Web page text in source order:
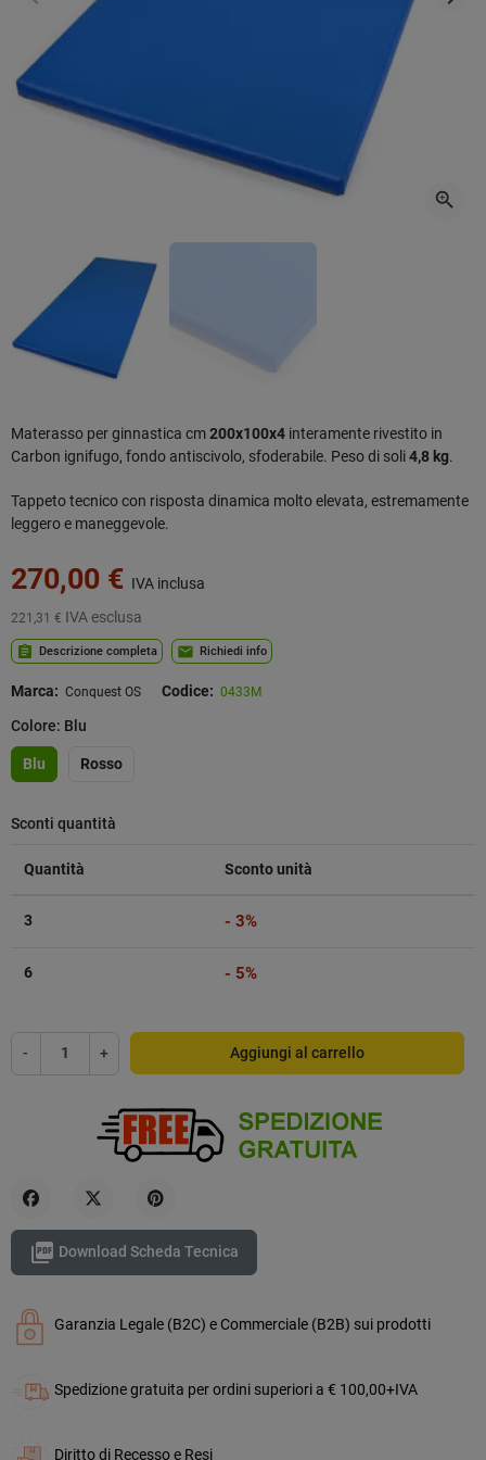
Precedente
zoom_in
Materasso per ginnastica cm200x100x4 interamente rivestito in
Carbon ignifugo, fondo antiscivolo, sfoderabile. Peso di soli4,8 kg.
Tappeto tecnico con risposta dinamica molto elevata, estremamente
leggero e maneggevole.
270,00 € IVA inclusa
221,31 € IVA esclusa
assignment Descrizione completa mail Richiedi info
Marca: Conquest OS Codice: 0433M
Colore: Blu
Blu Rosso
Sconti quantità
Quantità Sconto unità
3 - 3%
6 - 5%
- + Aggiungi al carrello
 Download Scheda Tecnica
Garanzia Legale (B2C) e Commerciale (B2B) sui prodotti
Spedizione gratuita per ordini superiori a € 100,00+IVA
Diritto di Recesso e Resi